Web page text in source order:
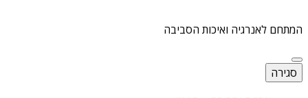
המתחם לאנרגיה ואיכות הסביבה
סגירה